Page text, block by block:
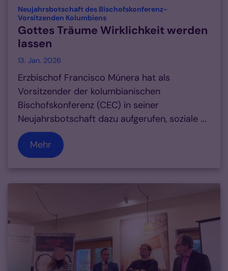
Neujahrsbotschaft des Bischofskonferenz-
Vorsitzenden Kolumbiens:
Gottes Träume Wirklichkeit werden
lassen
13. Jan. 2026
Erzbischof Francisco Múnera hat als
Vorsitzender der kolumbianischen
Bischofskonferenz (CEC) in seiner
Neujahrsbotschaft dazu aufgerufen, soziale ...
Mehr